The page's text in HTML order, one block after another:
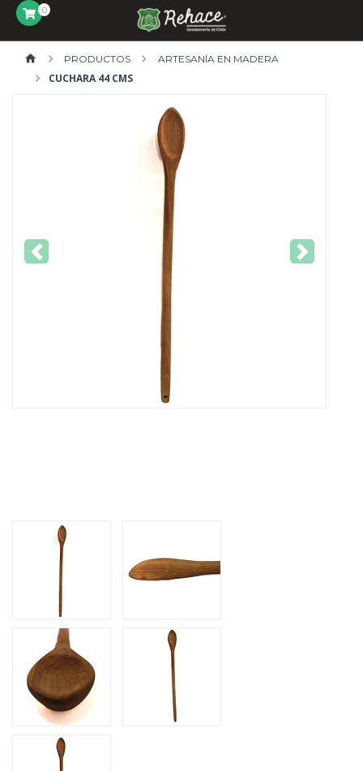
0
PRODUCTOS ARTESANÍA EN MADERA
CUCHARA 44 CMS
Previous Next